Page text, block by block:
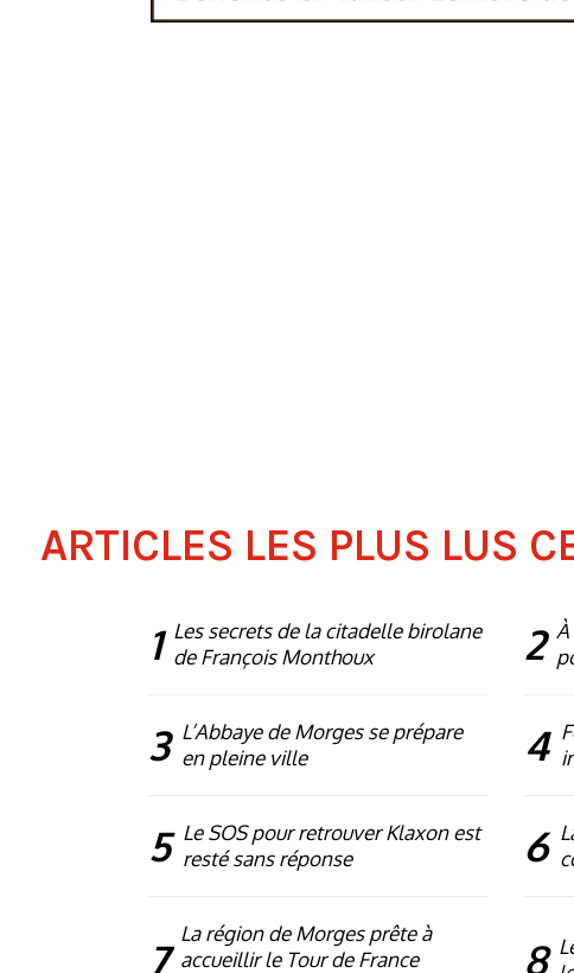
ARTICLES LES PLUS LUS
1 Les secrets de la citadelle birolane
de François Monthoux
2 À
3 L’Abbaye de Morges se prépare
en pleine ville
4
5 Le SOS pour retrouver Klaxon est
resté sans réponse
6
7
La région de Morges prête à
accueillir le Tour de France
8